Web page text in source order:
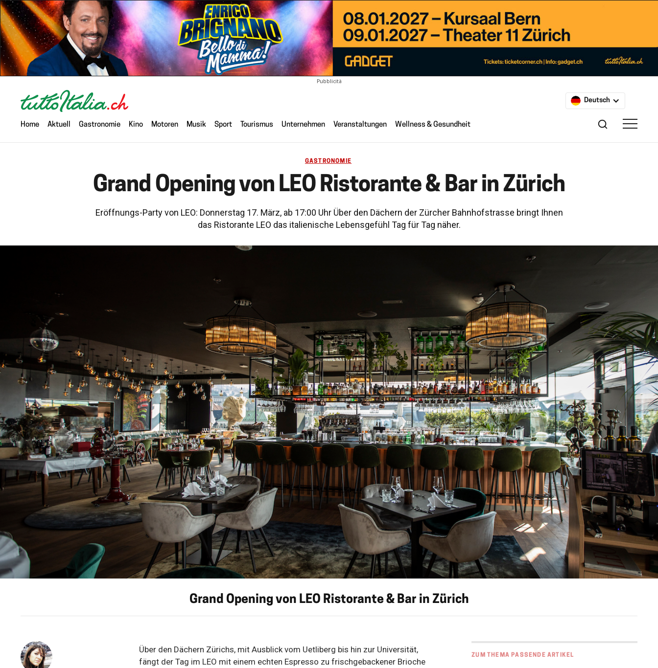
Pubblicità
Deutsch
Home Aktuell Gastronomie Kino Motoren Musik Sport Tourismus Unternehmen Veranstaltungen Wellness & Gesundheit
GASTRONOMIE
Grand Opening von LEO Ristorante & Bar in Zürich
Eröffnungs-Party von LEO: Donnerstag 17. März, ab 17:00 Uhr Über den Dächern der Zürcher Bahnhofstrasse bringt Ihnen
das Ristorante LEO das italienische Lebensgefühl Tag für Tag näher.
Grand Opening von LEO Ristorante & Bar in Zürich
Über den Dächern Zürichs, mit Ausblick vom Uetliberg bis hin zur Universität,
fängt der Tag im LEO mit einem echten Espresso zu frischgebackener Brioche
ZUM THEMA PASSENDE ARTIKEL